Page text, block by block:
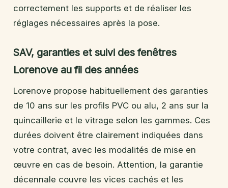
correctement les supports et de réaliser les
réglages nécessaires après la pose.
SAV, garanties et suivi des fenêtres
Lorenove au fil des années
Lorenove propose habituellement des garanties
de 10 ans sur les profils PVC ou alu, 2 ans sur la
quincaillerie et le vitrage selon les gammes. Ces
durées doivent être clairement indiquées dans
votre contrat, avec les modalités de mise en
œuvre en cas de besoin. Attention, la garantie
décennale couvre les vices cachés et les